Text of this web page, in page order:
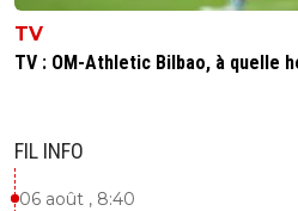
TV
TV : OM-Athletic Bilbao, à quelle
FIL INFO
06 août , 8:40